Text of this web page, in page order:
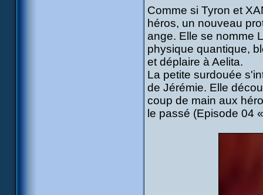
Comme si Tyron et
héros, un nouveau
ange. Elle se nomme
physique quantique,
et déplaire à Aelita.
La petite surdouée
de Jérémie. Elle
coup de main aux
le passé (Episode 04